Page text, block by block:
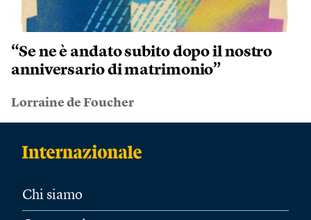
“Se ne è andato subito dopo il nostro
anniversario di matrimonio”
Lorraine de Foucher
Chi siamo